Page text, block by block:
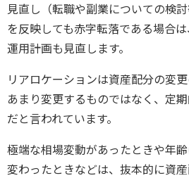
見直し（転職や副業についての検
を反映しても赤字転落である場合
運用計画も見直します。
リアロケーションは資産配分の変
あまり変更するものではなく、定
だと言われています。
極端な相場変動があったときや年
変わったときなどは、抜本的に資